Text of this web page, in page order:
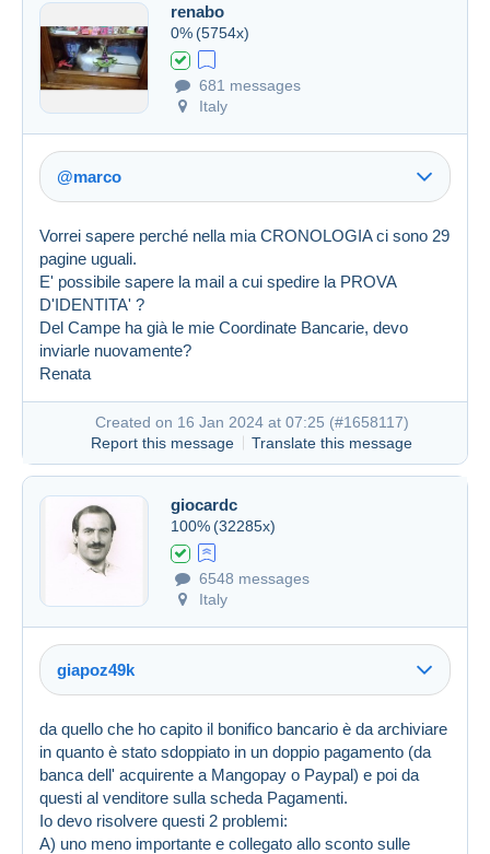
Created on 16 Jan 2024 at 06:35
renabo
0% (5754x)
681 messages
Italy
@marco
Vorrei sapere perché nella mia CRONOLOGIA ci sono 29
pagine uguali.
E' possibile sapere la mail a cui spedire la PROVA
D'IDENTITA' ?
Del Campe ha già le mie Coordinate Bancarie, devo
inviarle nuovamente?
Renata
Created on 16 Jan 2024 at 07:25 (#1658117)
Report this message
Translate this message
giocardc
100% (32285x)
6548 messages
Italy
giapoz49k
da quello che ho capito il bonifico bancario è da archiviare
in quanto è stato sdoppiato in un doppio pagamento (da
banca dell' acquirente a Mangopay o Paypal) e poi da
questi al venditore sulla scheda Pagamenti.
Io devo risolvere questi 2 problemi:
A) uno meno importante e collegato allo sconto sulle